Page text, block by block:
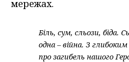
мережах.
Біль, сум, сльози, біда.
одна – війна. З
про загибель нашого